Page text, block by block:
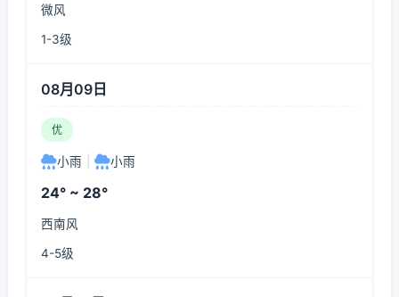
微风
1-3级
08月09日
优
小雨 小雨
24° ~ 28°
西南风
4-5级